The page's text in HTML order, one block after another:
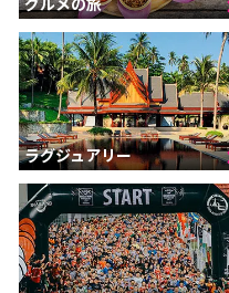
ラグジュアリー